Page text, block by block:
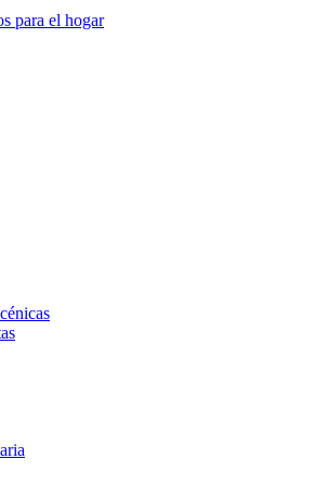
para el hogar